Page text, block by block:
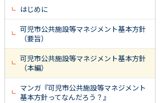
はじめに
可児市公共施設等マネジメント基本方針
（要旨）
可児市公共施設等マネジメント基本方針
（本編）
マンガ『可児市公共施設等マネジメント
基本方針ってなんだろう？』